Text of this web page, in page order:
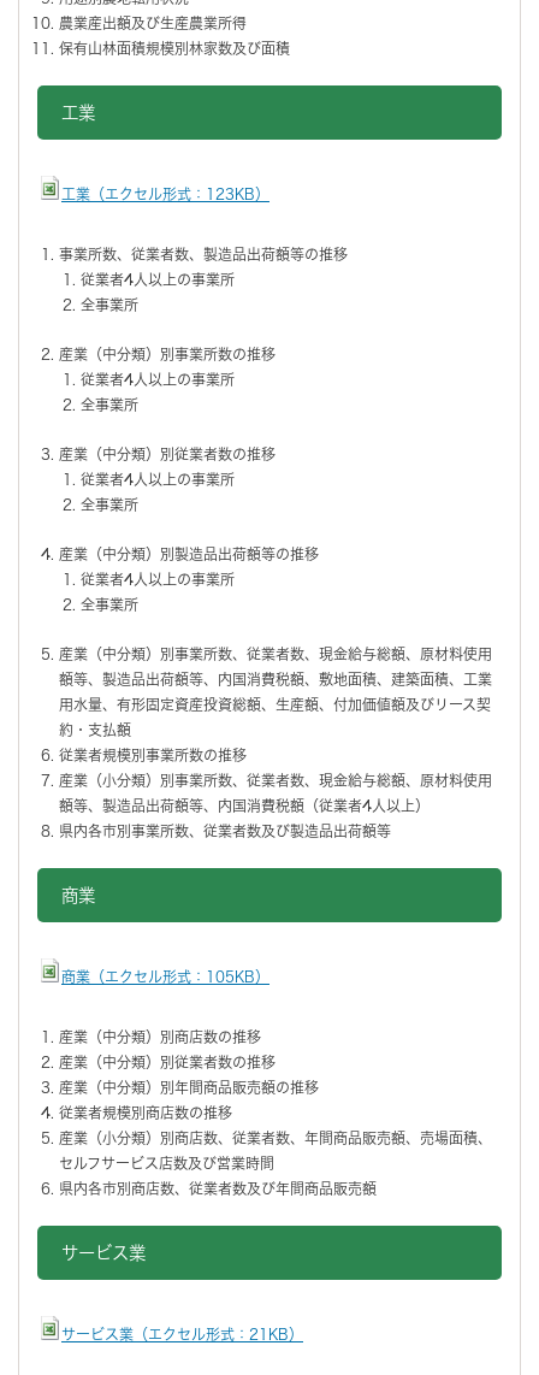
農業産出額及び生産農業所得
保有山林面積規模別林家数及び面積
工業
工業（エクセル形式：123KB）
事業所数、従業者数、製造品出荷額等の推移
従業者4人以上の事業所
全事業所
産業（中分類）別事業所数の推移
従業者4人以上の事業所
全事業所
産業（中分類）別従業者数の推移
従業者4人以上の事業所
全事業所
産業（中分類）別製造品出荷額等の推移
従業者4人以上の事業所
全事業所
産業（中分類）別事業所数、従業者数、現金給与総額、原材料使用
額等、製造品出荷額等、内国消費税額、敷地面積、建築面積、工業
用水量、有形固定資産投資総額、生産額、付加価値額及びリース契
約・支払額
従業者規模別事業所数の推移
産業（小分類）別事業所数、従業者数、現金給与総額、原材料使用
額等、製造品出荷額等、内国消費税額（従業者4人以上）
県内各市別事業所数、従業者数及び製造品出荷額等
商業
商業（エクセル形式：105KB）
産業（中分類）別商店数の推移
産業（中分類）別従業者数の推移
産業（中分類）別年間商品販売額の推移
従業者規模別商店数の推移
産業（小分類）別商店数、従業者数、年間商品販売額、売場面積、
セルフサービス店数及び営業時間
県内各市別商店数、従業者数及び年間商品販売額
サービス業
サービス業（エクセル形式：21KB）